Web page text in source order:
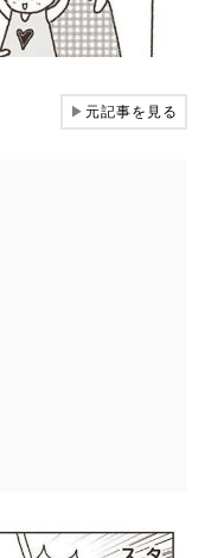
▶元記事を見る